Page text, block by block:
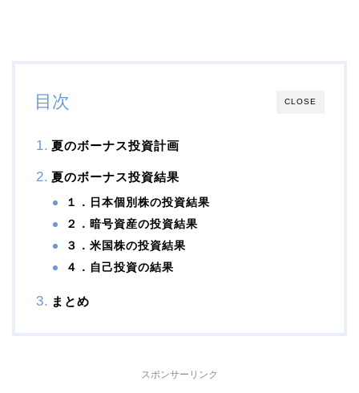
CLOSE
目次
夏のボーナス投資計画
夏のボーナス投資結果
１．日本個別株の投資結果
２．暗号資産の投資結果
３．米国株の投資結果
４．自己投資の結果
まとめ
スポンサーリンク